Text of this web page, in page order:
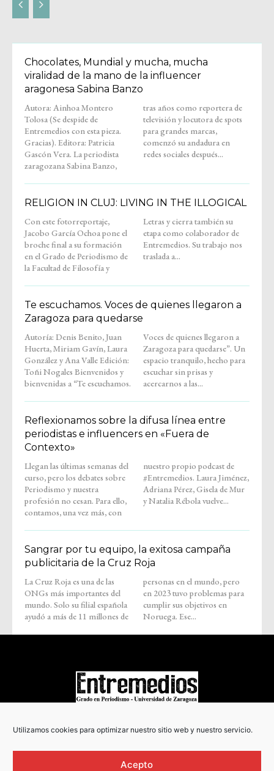
Utilizamos cookies para optimizar nuestro sitio web y nuestro servicio.
Acepto
Chocolates, Mundial y mucha, mucha
viralidad de la mano de la influencer
aragonesa Sabina Banzo
Autora: Ainhoa Montero
Tolosa (Se despide de
Entremedios con esta pieza.
Gracias). Editora: Patricia
Gascón Vera. La periodista
zaragozana Sabina Banzo,
tras años como reportera de
televisión y locutora de spots
para grandes marcas,
comenzó su andadura en
redes sociales después...
RELIGION IN CLUJ: LIVING IN THE ILLOGICAL
Con este fotorreportaje,
Jacobo García Ochoa pone el
broche final a su formación
en el Grado de Periodismo de
la Facultad de Filosofía y
Letras y cierra también su
etapa como colaborador de
Entremedios. Su trabajo nos
traslada a...
Te escuchamos. Voces de quienes llegaron a
Zaragoza para quedarse
Autoría: Denis Benito, Juan
Huerta, Miriam Gavín, Laura
González y Ana Valle Edición:
Toñi Nogales Bienvenidos y
bienvenidas a “Te escuchamos.
Voces de quienes llegaron a
Zaragoza para quedarse”. Un
espacio tranquilo, hecho para
escuchar sin prisas y
acercarnos a las...
Reflexionamos sobre la difusa línea entre
periodistas e influencers en «Fuera de
Contexto»
Llegan las últimas semanas del
curso, pero los debates sobre
Periodismo y nuestra
profesión no cesan. Para ello,
contamos, una vez más, con
nuestro propio podcast de
#Entremedios. Laura Jiménez,
Adriana Pérez, Gisela de Mur
y Natalia Rébola vuelve...
Sangrar por tu equipo, la exitosa campaña
publicitaria de la Cruz Roja
La Cruz Roja es una de las
ONGs más importantes del
mundo. Solo su filial española
ayudó a más de 11 millones de
personas en el mundo, pero
en 2023 tuvo problemas para
cumplir sus objetivos en
Noruega. Ese...